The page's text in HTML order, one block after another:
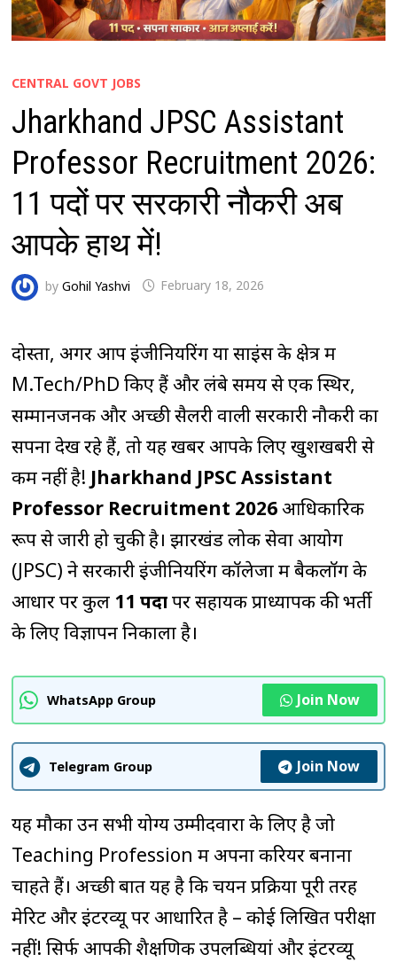
CENTRAL GOVT JOBS
Jharkhand JPSC Assistant
Professor Recruitment 2026:
11 पदों पर सरकारी नौकरी अब
आपके हाथ में!
by Gohil Yashvi February 18, 2026
दोस्तों, अगर आप इंजीनियरिंग या साइंस के क्षेत्र में
M.Tech/PhD किए हैं और लंबे समय से एक स्थिर,
सम्मानजनक और अच्छी सैलरी वाली सरकारी नौकरी का
सपना देख रहे हैं, तो यह खबर आपके लिए खुशखबरी से
कम नहीं है! Jharkhand JPSC Assistant
Professor Recruitment 2026आधिकारिक
रूप से जारी हो चुकी है। झारखंड लोक सेवा आयोग
(JPSC) ने सरकारी इंजीनियरिंग कॉलेजों में बैकलॉग के
आधार पर कुल 11 पदोंपर सहायक प्राध्यापक की भर्ती
के लिए विज्ञापन निकाला है।
WhatsApp Group Join Now
Telegram Group Join Now
यह मौका उन सभी योग्य उम्मीदवारों के लिए है जो
Teaching Profession में अपना करियर बनाना
चाहते हैं। अच्छी बात यह है कि चयन प्रक्रिया पूरी तरह
मेरिट और इंटरव्यू पर आधारित है – कोई लिखित परीक्षा
नहीं! सिर्फ आपकी शैक्षणिक उपलब्धियां और इंटरव्यू